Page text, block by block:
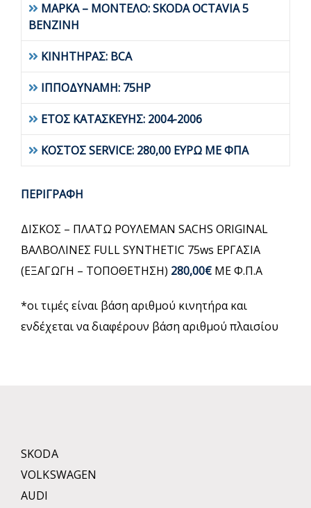
ΜΑΡΚΑ – ΜΟΝΤΕΛΟ: SKODA OCTAVIA 5
BENZINH
ΚΙΝΗΤΗΡΑΣ: BCA
ΙΠΠΟΔΥΝΑΜΗ: 75HP
ΕΤΟΣ ΚΑΤΑΣΚΕΥΗΣ: 2004-2006
ΚΟΣΤΟΣ SERVICE: 280,00 ΕΥΡΩ ΜΕ ΦΠΑ
ΠΕΡΙΓΡΑΦΗ
ΔΙΣΚΟΣ – ΠΛΑΤΩ ΡΟΥΛΕΜΑΝ SACHS ORIGINAL
ΒΑΛΒΟΛΙΝΕΣ FULL SYNTHETIC 75ws ΕΡΓΑΣΙΑ
(ΕΞΑΓΩΓΗ – ΤΟΠΟΘΕΤΗΣΗ) 280,00€ ΜΕ Φ.Π.Α
*οι τιμές είναι βάση αριθμού κινητήρα και
ενδέχεται να διαφέρουν βάση αριθμού πλαισίου
SKODA
VOLKSWAGEN
AUDI